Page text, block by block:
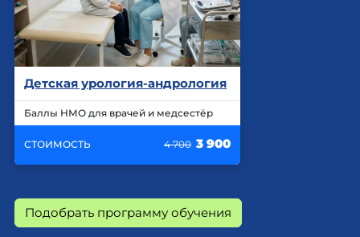
Детская урология-андрология
Баллы НМО для врачей и медсестёр
СТОИМОСТЬ 4 700 3 900
Подобрать программу обучения